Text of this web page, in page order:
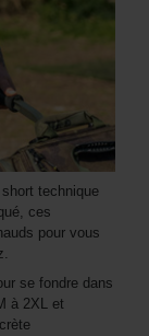
technique
ces
pour vous
se fondre dans
à 2XL et